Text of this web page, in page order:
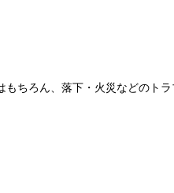
ろん、落下・火災などのトラ